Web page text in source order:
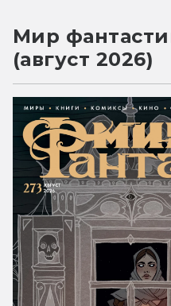
Мир
(август 2026)